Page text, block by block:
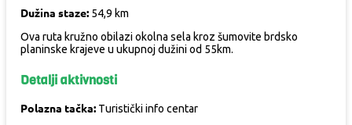
Dužina staze: 54,9 km
Ova ruta kružno obilazi okolna sela kroz šumovite brdsko
planinske krajeve u ukupnoj dužini od 55km.
Detalji aktivnosti
Polazna tačka: Turistički info centar